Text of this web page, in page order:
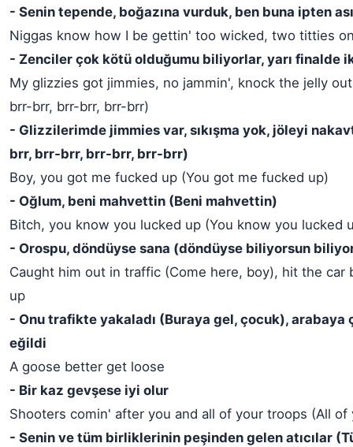
- Senin tepende, boğazına vurduk, ben buna ipten
Niggas know how I be gettin' too wicked, two titties
- Zenciler çok kötü olduğumu biliyorlar, yarı finalde
My glizzies got jimmies, no jammin', knock the jelly
brr-brr, brr-brr, brr-brr)
- Glizzilerimde jimmies var, sıkışma yok, jöleyi
brr, brr-brr, brr-brr, brr-brr)
Boy, you got me fucked up (You got me fucked up)
- Oğlum, beni mahvettin (Beni mahvettin)
Bitch, you know you lucked up (You know you lucked
- Orospu, döndüyse sana (döndüyse biliyorsun
Caught him out in traffic (Come here, boy), hit the car
up
- Onu trafikte yakaladı (Buraya gel, çocuk), arabaya
eğildi
A goose better get loose
- Bir kaz gevşese iyi olur
Shooters comin' after you and all of your troops (All of
- Senin ve tüm birliklerinin peşinden gelen atıcılar